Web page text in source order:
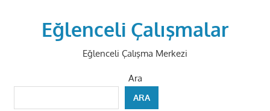
Eğlenceli Çalışmalar
Eğlenceli Çalışma Merkezi
Ara
ARA